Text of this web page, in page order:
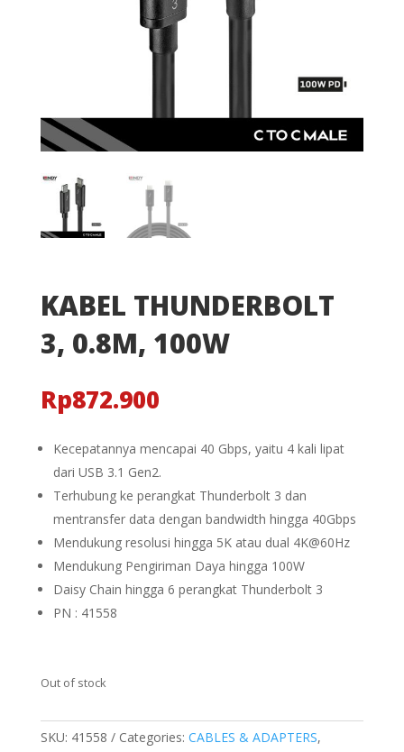
KABEL THUNDERBOLT
3, 0.8M, 100W
Rp872.900
Kecepatannya mencapai 40 Gbps, yaitu 4 kali lipat
dari USB 3.1 Gen2.
Terhubung ke perangkat Thunderbolt 3 dan
mentransfer data dengan bandwidth hingga 40Gbps
Mendukung resolusi hingga 5K atau dual 4K@60Hz
Mendukung Pengiriman Daya hingga 100W
Daisy Chain hingga 6 perangkat Thunderbolt 3
PN : 41558
Out of stock
SKU: 41558 Categories: CABLES & ADAPTERS,